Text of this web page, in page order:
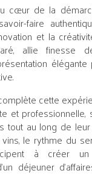
cœur de la
faire
et la
allie finesse
élégante
cette
et professionnelle,
tout au long de
le rythme du
à créer
déjeuner